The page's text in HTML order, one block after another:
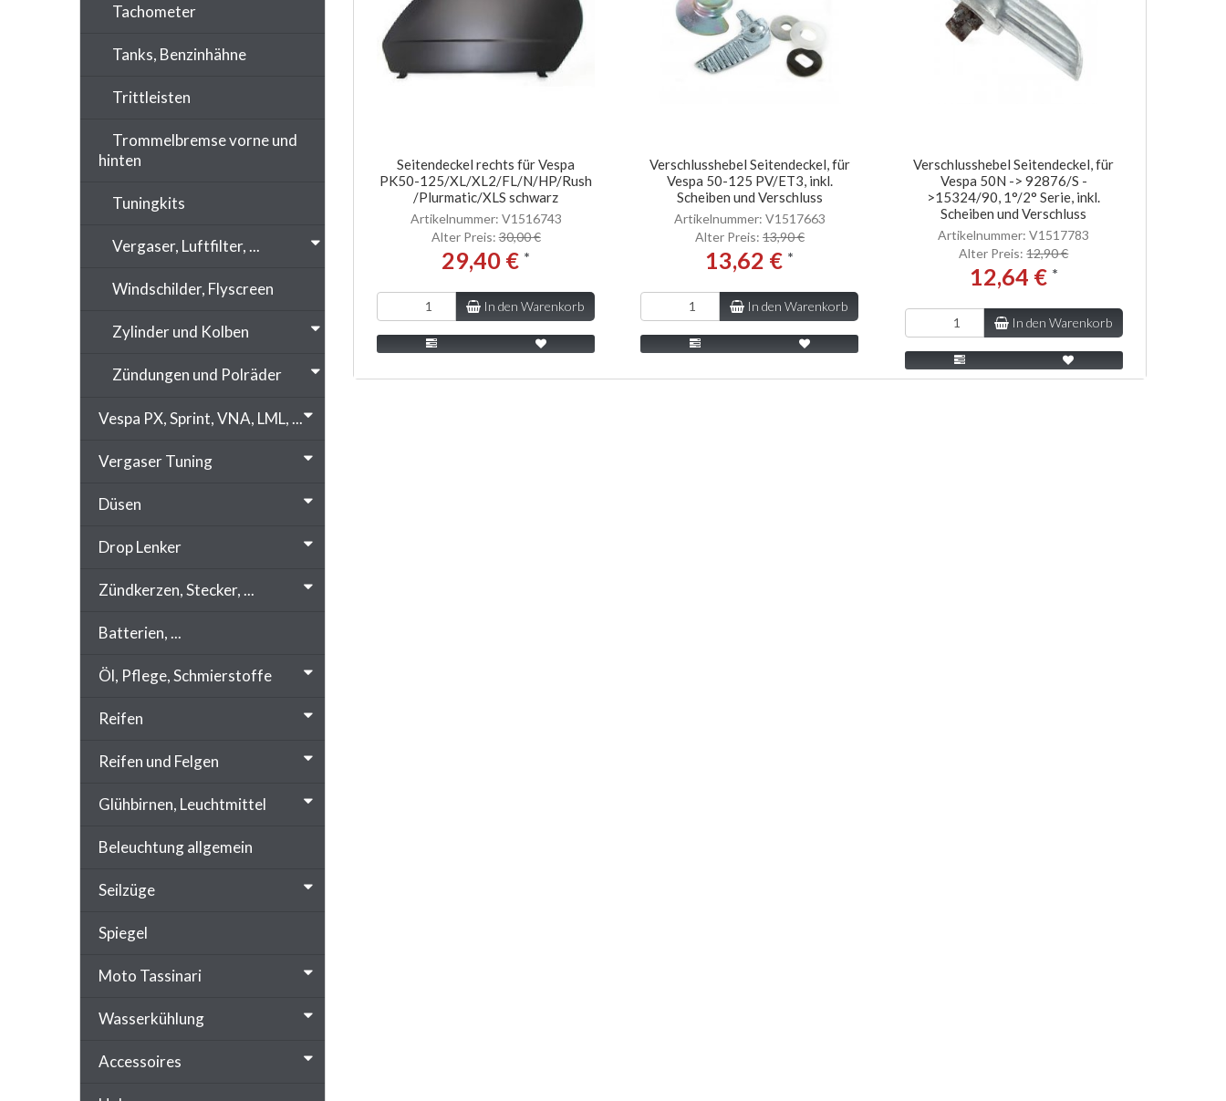
Seitendeckel rechts für Vespa
PK50-125/XL/XL2/FL/N/HP/Rush
/Plurmatic/XLS schwarz
Artikelnummer: V1516743
Alter Preis:30,00 €
29,40 € *
In den Warenkorb
Verschlusshebel Seitendeckel, für
Vespa 50-125 PV/ET3, inkl.
Scheiben und Verschluss
Artikelnummer: V1517663
Alter Preis: 13,90 €
13,62 € *
In den Warenkorb
Verschlusshebel Seitendeckel, für
Vespa 50N -> 92876/S -
>15324/90, 1°/2° Serie, inkl.
Scheiben und Verschluss
Artikelnummer: V1517783
Alter Preis:12,90 €
12,64 € *
In den Warenkorb
Tachometer
Tanks, Benzinhähne
Trittleisten
Trommelbremse vorne und
hinten
Tuningkits
Vergaser, Luftfilter, ...
Windschilder, Flyscreen
Zylinder und Kolben
Zündungen und Polräder
Vespa PX, Sprint, VNA, LML, ...
Vergaser Tuning
Düsen
Drop Lenker
Zündkerzen, Stecker, ...
Batterien, ...
Öl, Pflege, Schmierstoffe
Reifen
Reifen und Felgen
Glühbirnen, Leuchtmittel
Beleuchtung allgemein
Seilzüge
Spiegel
Moto Tassinari
Wasserkühlung
Accessoires